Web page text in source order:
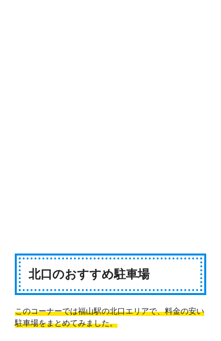
北口のおすすめ駐車場
このコーナーでは福山駅の北口エリアで、料金の安い
駐車場をまとめてみました。